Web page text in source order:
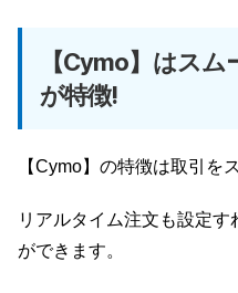
【Cymo】はス
が特徴!
【Cymo】の特徴は取引を
リアルタイム注文も設定
ができます。